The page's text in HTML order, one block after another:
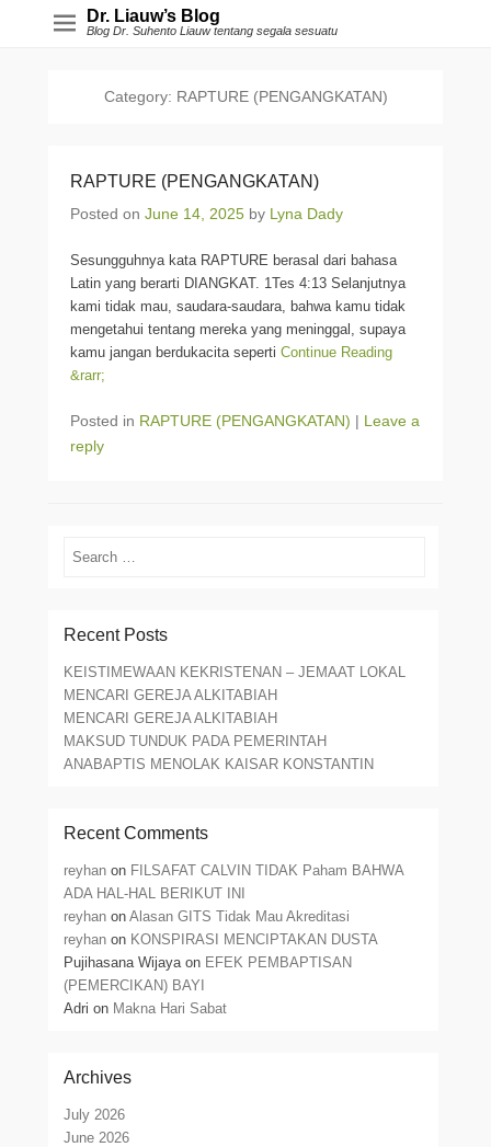
Dr. Liauw’s Blog
Blog Dr. Suhento Liauw tentang segala sesuatu
Category: RAPTURE (PENGANGKATAN)
RAPTURE (PENGANGKATAN)
Posted on June 14, 2025 by Lyna Dady
Sesungguhnya kata RAPTURE berasal dari bahasa
Latin yang berarti DIANGKAT. 1Tes 4:13 Selanjutnya
kami tidak mau, saudara-saudara, bahwa kamu tidak
mengetahui tentang mereka yang meninggal, supaya
kamu jangan berdukacita seperti Continue Reading
&rarr;
Posted in RAPTURE (PENGANGKATAN) | Leave a
reply
Search
Recent Posts
KEISTIMEWAAN KEKRISTENAN – JEMAAT LOKAL
MENCARI GEREJA ALKITABIAH
MENCARI GEREJA ALKITABIAH
MAKSUD TUNDUK PADA PEMERINTAH
ANABAPTIS MENOLAK KAISAR KONSTANTIN
Recent Comments
reyhan on FILSAFAT CALVIN TIDAK Paham BAHWA
ADA HAL-HAL BERIKUT INI
reyhan onAlasan GITS Tidak Mau Akreditasi
reyhan on KONSPIRASI MENCIPTAKAN DUSTA
Pujihasana Wijayaon EFEK PEMBAPTISAN
(PEMERCIKAN) BAYI
Adri on Makna Hari Sabat
Archives
July 2026
June 2026